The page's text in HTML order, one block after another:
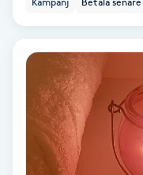
Babylights
Balayage
Bambumassage